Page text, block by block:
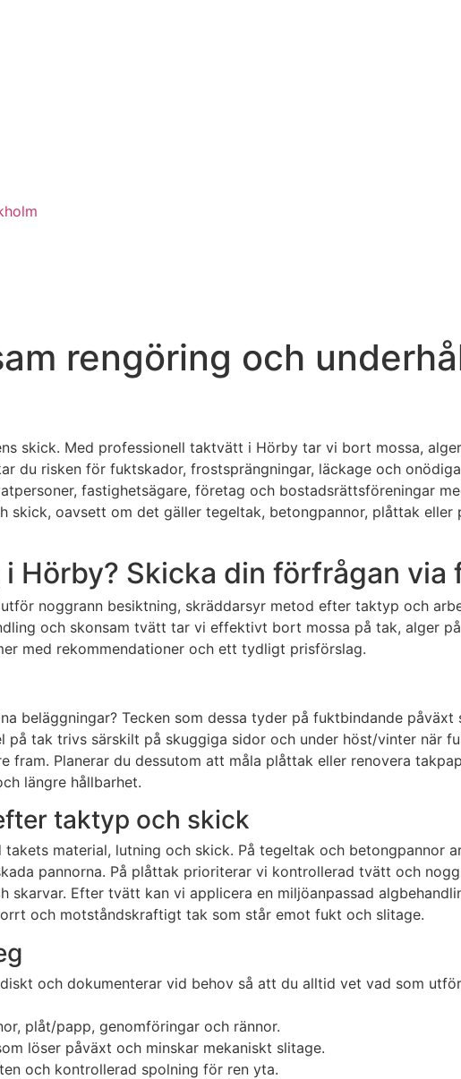
rengöring och
skick. Med professionell taktvätt i Hörby tar vi bort mossa,
du risken för fuktskador, frostsprängningar, läckage och
fastighetsägare, företag och bostadsrättsföreningar
skick, oavsett om det gäller tegeltak, betongpannor, plåttak
Hörby? Skicka din förfrågan via
noggrann besiktning, skräddarsyr metod efter taktyp och
och skonsam tvätt tar vi effektivt bort mossa på tak, alger
med rekommendationer och ett tydligt prisförslag.
beläggningar? Tecken som dessa tyder på fuktbindande
tak trivs särskilt på skuggiga sidor och under höst/vinter när
fram. Planerar du dessutom att måla plåttak eller renovera
längre hållbarhet.
taktyp och skick
material, lutning och skick. På tegeltak och betongpannor
pannorna. På plåttak prioriterar vi kontrollerad tvätt och
Efter tvätt kan vi applicera en miljöanpassad
och motståndskraftigt tak som står emot fukt och slitage.
och dokumenterar vid behov så att du alltid vet vad som
plåt/papp, genomföringar och rännor.
löser påväxt och minskar mekaniskt slitage.
och kontrollerad spolning för ren yta.